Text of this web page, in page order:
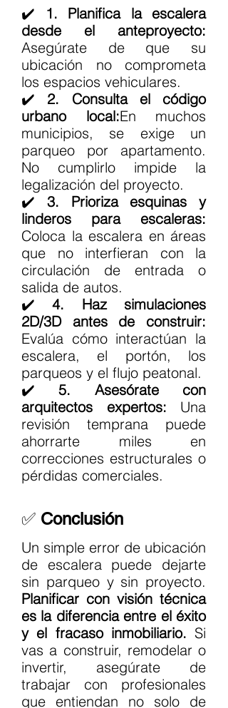
✔️ 1. Planifica la escalera
Asegúrate de que su
ubicación no comprometa
los espacios vehiculares.
✔️ 2. Consulta el código
urbano local:En muchos
municipios, se exige un
parqueo por apartamento.
No cumplirlo impide la
legalización del proyecto.
✔️ 3. Prioriza esquinas y
Coloca la escalera en áreas
que no interfieran con la
circulación de entrada o
salida de autos.
✔️ 4. Haz simulaciones
Evalúa cómo interactúan la
escalera, el portón, los
parqueos y el flujo peatonal.
✔️ 5. Asesórate con
arquitectos expertos: Una
revisión temprana puede
ahorrarte miles en
correcciones estructurales o
pérdidas comerciales.
✅ Conclusión
Un simple error de ubicación
de escalera puede dejarte
Planificar con visión técnica
es la diferencia entre el éxito
y el fracaso inmobiliario. Si
vas a construir, remodelar o
invertir, asegúrate de
trabajar con profesionales
que entiendan no solo de